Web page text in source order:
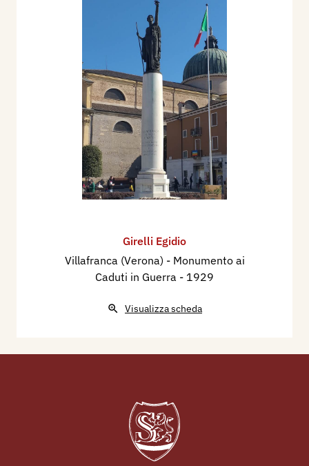
Girelli Egidio
Villafranca (Verona) - Monumento ai
Caduti in Guerra - 1929
Visualizza scheda